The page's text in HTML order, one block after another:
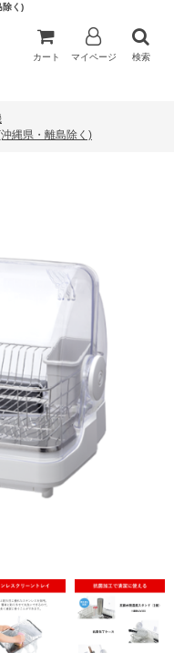
除く)
カート マイページ 検索
縄県・離島除く)